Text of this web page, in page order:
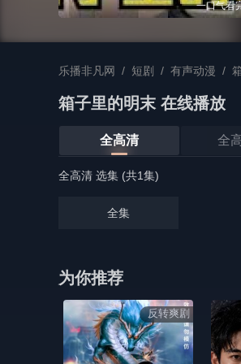
一口气看
乐播非凡网 / 短剧 / 有声动漫 /
箱子里的明末 在线播放
全高清 全
全高清 选集 (共1集)
全集
为你推荐
反转爽剧